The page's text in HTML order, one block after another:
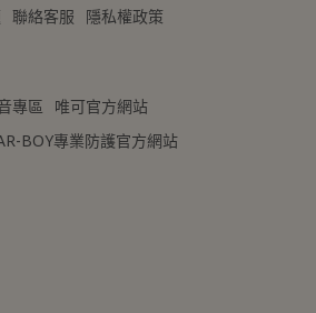
聯絡客服 隱私權政策
專區 唯可官方網站
BOY專業防護官方網站